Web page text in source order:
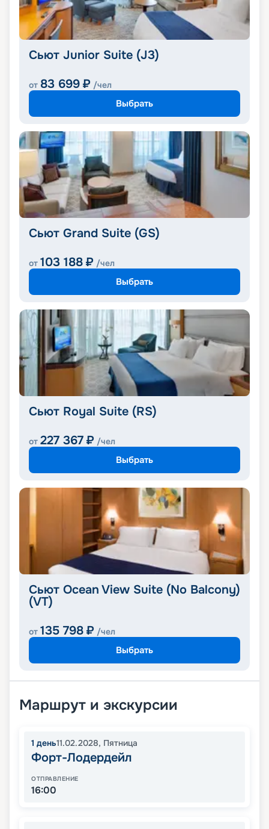
Сьют Junior Suite (J3)
от 83 699 ₽ /чел
Выбрать
Сьют Grand Suite (GS)
от 103 188 ₽ /чел
Выбрать
Сьют Royal Suite (RS)
от 227 367 ₽ /чел
Выбрать
Сьют Ocean View Suite (No Balcony)
(VT)
от 135 798 ₽ /чел
Выбрать
Маршрут и экскурсии
1 день11.02.2028, Пятница
Форт-Лодердейл
ОТПРАВЛЕНИЕ
16:00